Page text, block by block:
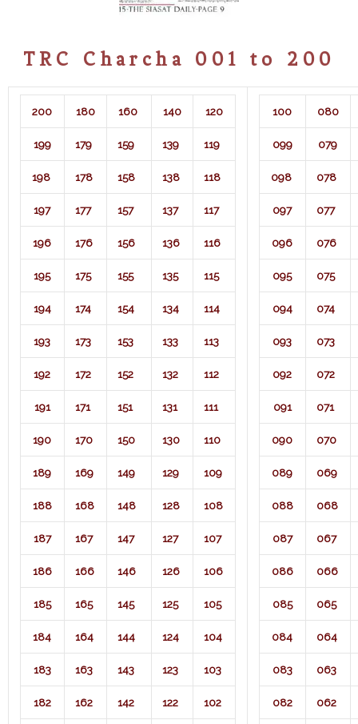
TRC Charcha 001 to 200
200 180 160 140 120
199 179 159 139 119
198 178 158 138 118
197 177 157 137 117
196 176 156 136 116
195 175 155 135 115
194 174 154 134 114
193 173 153 133 113
192 172 152 132 112
191 171 151 131 111
190 170 150 130 110
189 169 149 129 109
188 168 148 128 108
187 167 147 127 107
186 166 146 126 106
185 165 145 125 105
184 164 144 124 104
183 163 143 123 103
182 162 142 122 102
100 080
099 079
098 078
097 077
096 076
095 075
094 074
093 073
092 072
091 071​
090 070
089 069
088 068
087 067
086 066
085 065
084 064
083 063
082 062